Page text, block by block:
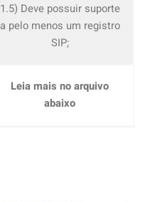
1.5) Deve possuir suporte
a pelo menos um registro
SIP;
Leia mais no arquivo
abaixo